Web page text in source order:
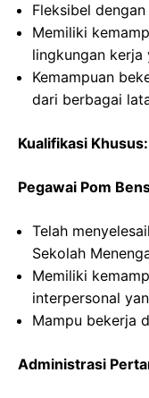
Fleksibel
Memiliki
lingkungan kerja
Kemampuan
dari berbagai
Kualifikasi Khusus:
Pegawai Pom
Telah
Sekolah
Memiliki
interpersonal
Mampu bekerja
Administrasi